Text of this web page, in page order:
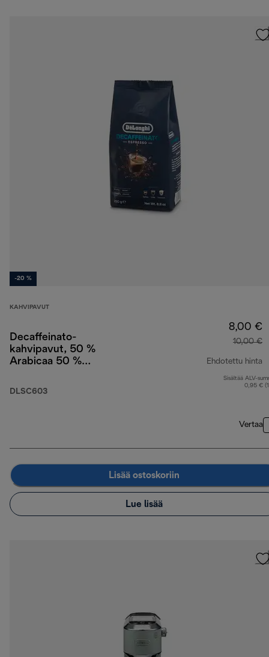
-20 %
KAHVIPAVUT
Decaffeinato-
kahvipavut, 50 %
Arabicaa 50 %
DLSC603
8,00 €
10,00 €
Ehdotettu hinta
Sisältää ALV-
0,95 €
Vertaa
Lisää ostoskoriin
Lue lisää